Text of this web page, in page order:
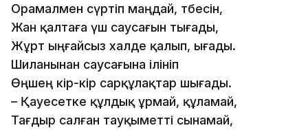
Орамалмен сүртіп маңдай, төбесін,
Жан қалтаға үш саусағын тығады,
Жұрт ыңғайсыз халде қалып, ығады.
Шиланынан саусағына ілініп
Өңшең кір-кір сарқұлақтар шығады.
– Қауесетке құлдық ұрмай, құламай,
Тағдыр салған тауқыметті сынамай,